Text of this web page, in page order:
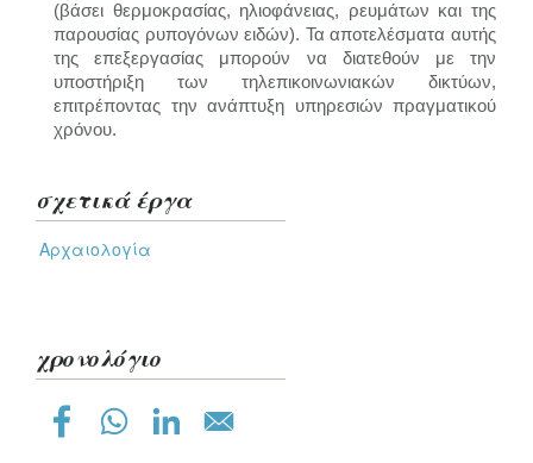
(βάσει θερμοκρασίας, ηλιοφάνειας, ρευμάτων και της
παρουσίας ρυπογόνων ειδών). Τα αποτελέσματα αυτής
της επεξεργασίας μπορούν να διατεθούν με την
υποστήριξη των τηλεπικοινωνιακών δικτύων,
επιτρέποντας την ανάπτυξη υπηρεσιών πραγματικού
χρόνου.
σχετικά έργα
Αρχαιολογία
χρονολόγιο